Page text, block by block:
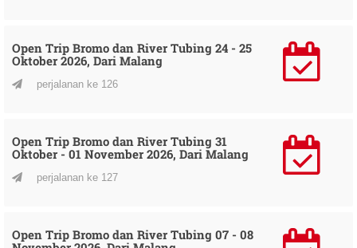
Open Trip Bromo dan River Tubing 24 - 25
Oktober 2026, Dari Malang
perjalanan ke 126
Open Trip Bromo dan River Tubing 31
Oktober - 01 November 2026, Dari Malang
perjalanan ke 127
Open Trip Bromo dan River Tubing 07 - 08